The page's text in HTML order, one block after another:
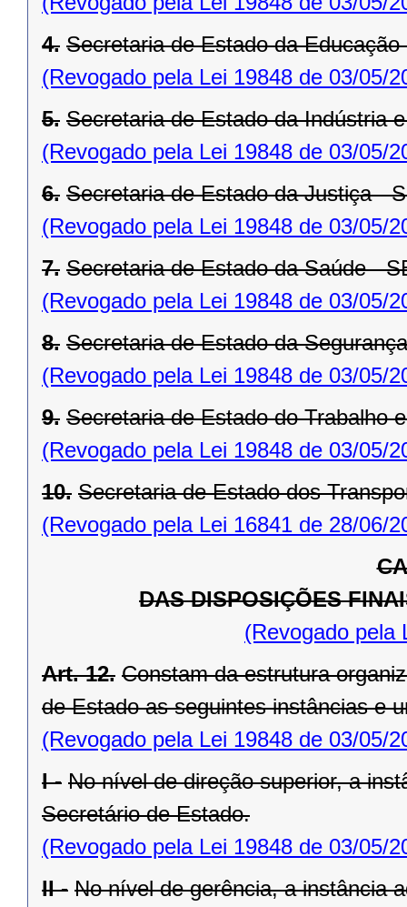
4. Secretaria de Estado da Educação
(Revogado pela Lei 19848 de 03/05/
5. Secretaria de Estado da Indústria
(Revogado pela Lei 19848 de 03/05/
6. Secretaria de Estado da Justiça -
(Revogado pela Lei 19848 de 03/05/
7. Secretaria de Estado da Saúde -
(Revogado pela Lei 19848 de 03/05/
8. Secretaria de Estado da
(Revogado pela Lei 19848 de 03/05/
9. Secretaria de Estado do Trabalho
(Revogado pela Lei 19848 de 03/05/
10. Secretaria de Estado dos
(Revogado pela Lei 16841 de 28/06/
DAS DISPOSIÇÕES
(Revogado pela
Art. 12. Constam da estrutura
de Estado as seguintes instâncias e
(Revogado pela Lei 19848 de 03/05/
I - No nível de direção superior, a
Secretário de Estado.
(Revogado pela Lei 19848 de 03/05/
II - No nível de gerência, a instância